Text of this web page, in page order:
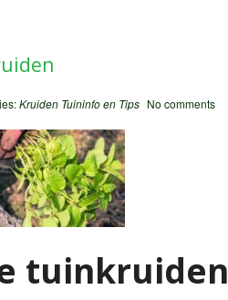
Kruiden Tuininfo en Tips No comments
tuinkruiden